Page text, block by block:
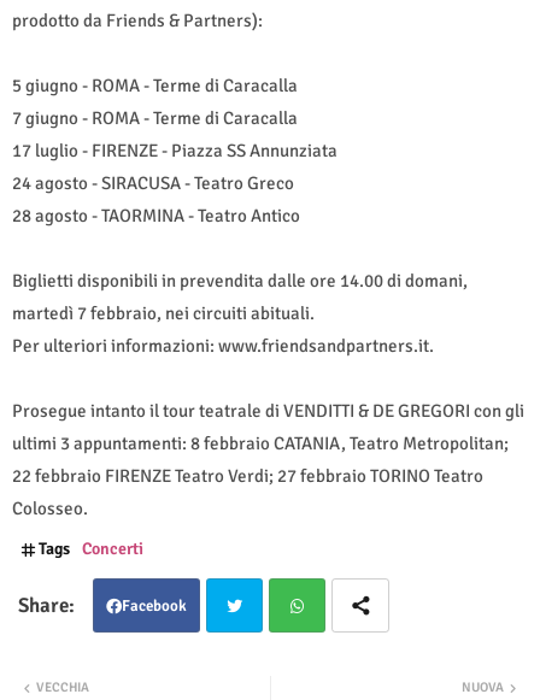
prodotto da Friends & Partners):
5 giugno - ROMA - Terme di Caracalla
7 giugno - ROMA - Terme di Caracalla
17 luglio - FIRENZE - Piazza SS Annunziata
24 agosto - SIRACUSA - Teatro Greco
28 agosto - TAORMINA - Teatro Antico
Biglietti disponibili in prevendita dalle ore 14.00 di domani,
martedì 7 febbraio, nei circuiti abituali.
Per ulteriori informazioni: www.friendsandpartners.it.
Prosegue intanto il tour teatrale di VENDITTI & DE GREGORI con gli
ultimi 3 appuntamenti: 8 febbraio CATANIA, Teatro Metropolitan;
22 febbraio FIRENZE Teatro Verdi; 27 febbraio TORINO Teatro
Colosseo.
Tags Concerti
Facebook
NUOVA
VECCHIA